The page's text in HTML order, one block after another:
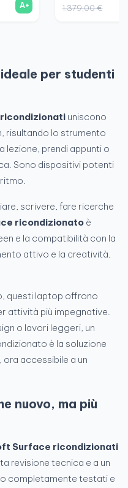
A+ 1.379,00 €
per studenti
uniscono
risultando lo strumento
lezione, prendi appunti o
Sono dispositivi potenti
scrivere, fare ricerche
ricondizionato è
e la compatibilità con la
attivo e la creatività,
questi laptop offrono
attività più impegnative.
o lavori leggeri, un
è la soluzione
accessibile a un
nuovo, ma più
Surface ricondizionati
revisione tecnica e a un
completamente testati e